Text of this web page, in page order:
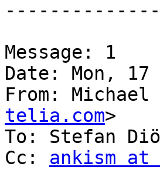
Message: 1
Date: Mon, 17
From: Michael
telia.com>
To: Stefan
Cc: ankism at